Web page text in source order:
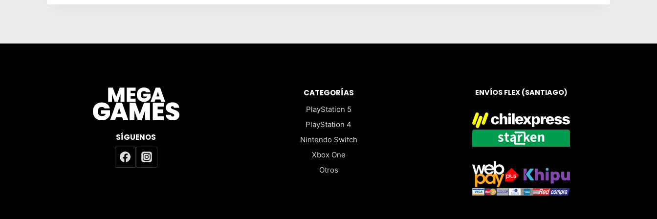
SÍGUENOS
CATEGORÍAS
PlayStation 5
PlayStation 4
Nintendo Switch
Xbox One
Otros
ENVÍOS FLEX (SANTIAGO)